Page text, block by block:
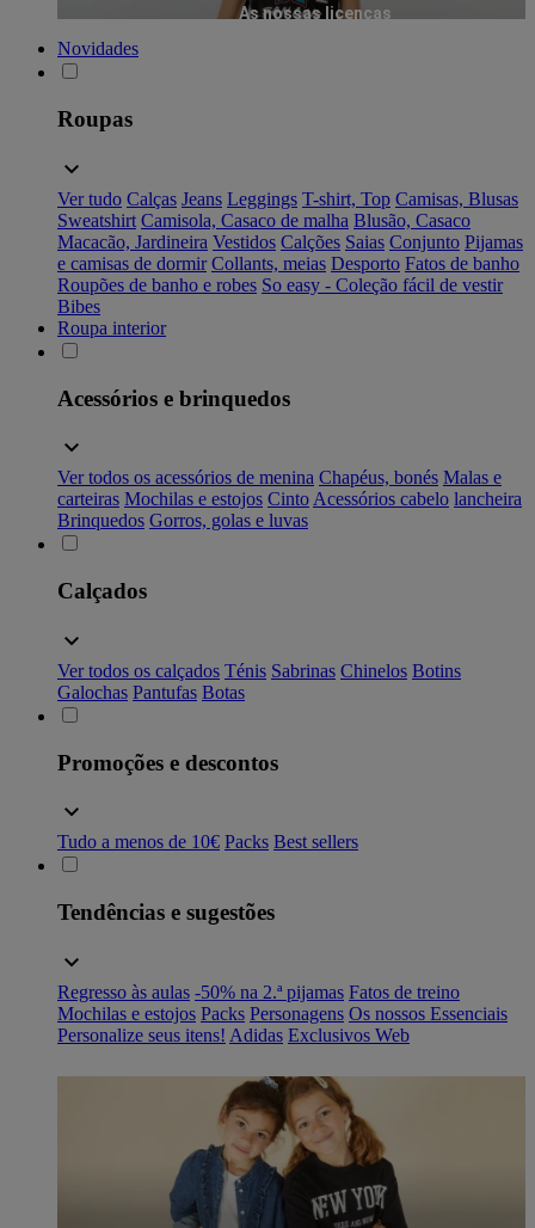
As nossas licenças
Novidades
Roupas
Ver tudo Calças Jeans Leggings T-shirt, Top Camisas, Blusas
Sweatshirt Camisola, Casaco de malha Blusão, Casaco
Macacão, Jardineira Vestidos Calções Saias Conjunto Pijamas
e camisas de dormir Collants, meias Desporto Fatos de banho
Roupões de banho e robes So easy - Coleção fácil de vestir
Bibes
Roupa interior
Acessórios e brinquedos
Ver todos os acessórios de menina Chapéus, bonés Malas e
carteiras Mochilas e estojos Cinto Acessórios cabelo lancheira
Brinquedos Gorros, golas e luvas
Calçados
Ver todos os calçados Ténis Sabrinas Chinelos Botins
Galochas Pantufas Botas
Promoções e descontos
Tudo a menos de 10€ Packs Best sellers
Tendências e sugestões
Regresso às aulas -50% na 2.ª pijamas Fatos de treino
Mochilas e estojos Packs Personagens Os nossos Essenciais
Personalize seus itens! Adidas Exclusivos Web